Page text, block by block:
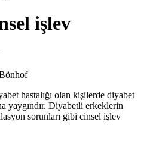
işlev
hastalığı olan kişilerde diyabet
yaygındır. Diyabetli erkeklerin
sorunları gibi cinsel işlev